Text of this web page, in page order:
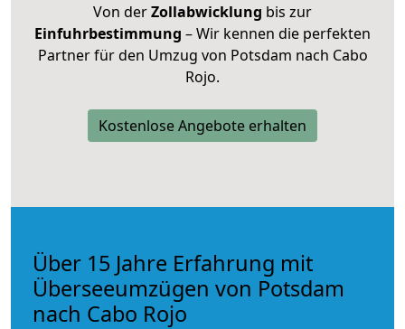
Von derZollabwicklung bis zur
Einfuhrbestimmung – Wir kennen die perfekten
Partner für den Umzug von Potsdam nach Cabo
Rojo.
Kostenlose Angebote erhalten
Über 15 Jahre Erfahrung mit
Überseeumzügen von Potsdam
nach Cabo Rojo